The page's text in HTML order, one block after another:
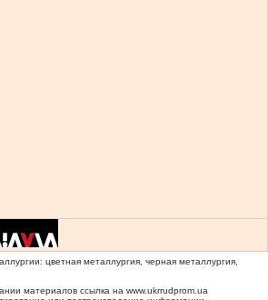
цветная металлургия, черная металлургия,
материалов ссылка на www.ukrrudprom.ua